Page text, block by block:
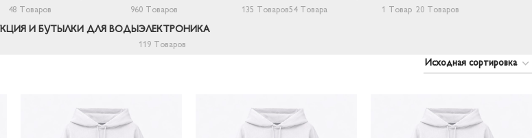
48 Товаров 960 Товаров 135 Товаров54 Товара 1 Товар 20 Товаров
И БУТЫЛКИ ДЛЯ ВОДЫ ЭЛЕКТРОНИКА
119 Товаров